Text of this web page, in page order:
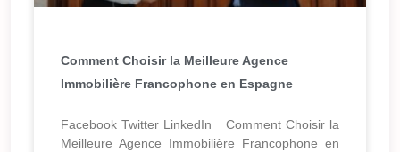
Comment Choisir la Meilleure Agence
Immobilière Francophone en Espagne
Facebook Twitter LinkedIn Comment Choisir la
Meilleure Agence Immobilière Francophone en